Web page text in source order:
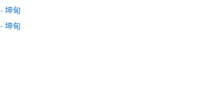
坤甸
坤甸